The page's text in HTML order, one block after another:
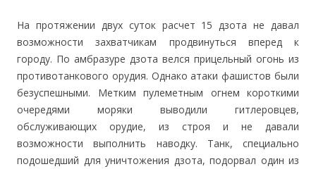
На протяжении двух суток расчет 15 дзота не давал
возможности захватчикам продвинуться вперед к
городу. По амбразуре дзота велся прицельный огонь из
противотанкового орудия. Однако атаки фашистов были
безуспешными. Метким пулеметным огнем короткими
очередями моряки выводили гитлеровцев,
обслуживающих орудие, из строя и не давали
возможности выполнить наводку. Танк, специально
подошедший для уничтожения дзота, подорвал один из